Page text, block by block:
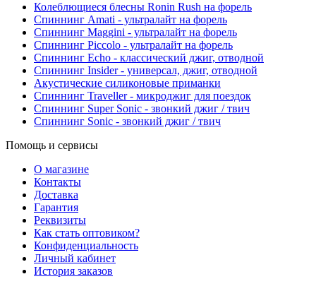
Колеблющиеся блесны Ronin Rush на форель
Спиннинг Amati - ультралайт на форель
Спиннинг Maggini - ультралайт на форель
Спиннинг Piccolo - ультралайт на форель
Спиннинг Echo - классический джиг, отводной
Спиннинг Insider - универсал, джиг, отводной
Акустические силиконовые приманки
Спиннинг Traveller - микроджиг для поездок
Спиннинг Super Sonic - звонкий джиг / твич
Спиннинг Sonic - звонкий джиг / твич
Помощь и сервисы
О магазине
Контакты
Доставка
Гарантия
Реквизиты
Как стать оптовиком?
Конфиденциальность
Личный кабинет
История заказов